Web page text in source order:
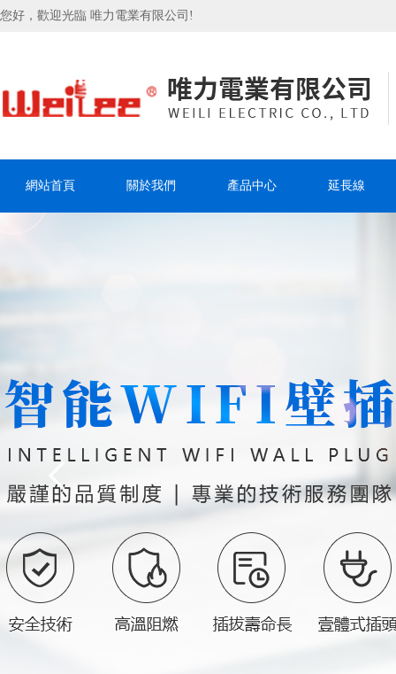
您好，歡迎光臨 唯力電業有限公司!
網站首頁 關於我們 產品中心 延長線